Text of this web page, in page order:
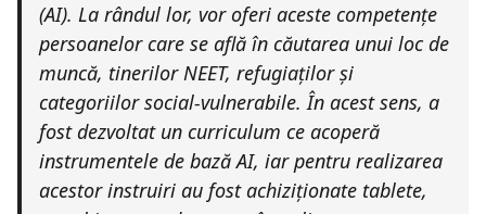
(AI). La rândul lor, vor oferi aceste competențe
persoanelor care se află în căutarea unui loc de
muncă, tinerilor NEET, refugiaților și
categoriilor social-vulnerabile. În acest sens, a
fost dezvoltat un curriculum ce acoperă
instrumentele de bază AI, iar pentru realizarea
acestor instruiri au fost achiziționate tablete,